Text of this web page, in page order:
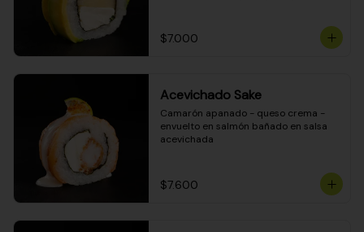
$7.000
Acevichado Sake
Camarón apanado - queso crema -
envuelto en salmón bañado en salsa
acevichada
$7.600